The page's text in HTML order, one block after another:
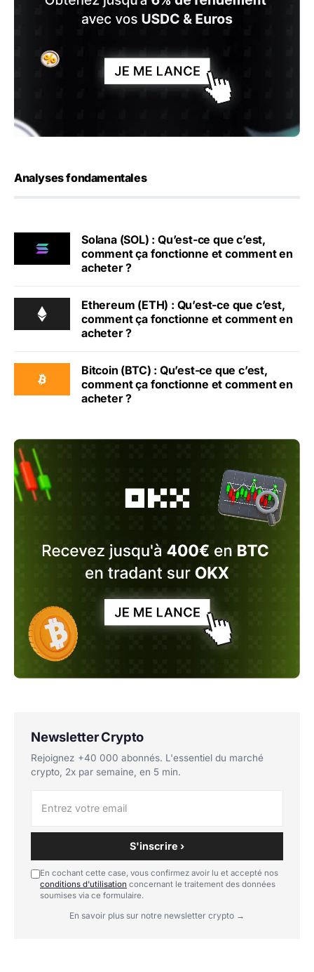
Analyses fondamentales
Solana (SOL) : Qu’est-ce que c’est,
comment ça fonctionne et comment en
acheter ?
Ethereum (ETH) : Qu’est-ce que c’est,
comment ça fonctionne et comment en
acheter ?
Bitcoin (BTC) : Qu’est-ce que c’est,
comment ça fonctionne et comment en
acheter ?
Newsletter Crypto
Rejoignez +40 000 abonnés. L'essentiel du marché
crypto, 2x par semaine, en 5 min.
S'inscrire ›
En cochant cette case, vous confirmez avoir lu et accepté nos
conditions d'utilisation concernant le traitement des données
soumises via ce formulaire.
En savoir plus sur notre newsletter crypto →